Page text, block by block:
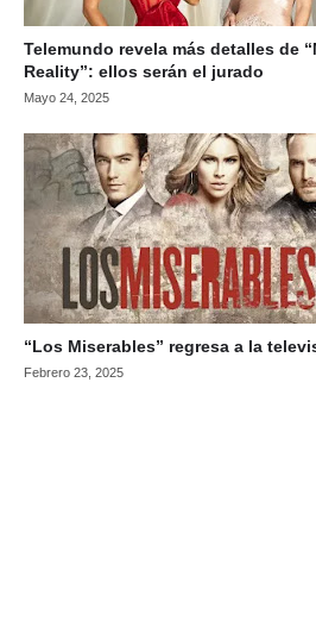
Telemundo revela más detalles de
Reality”: ellos serán el jurado
Mayo 24, 2025
“Los Miserables” regresa a la
Febrero 23, 2025